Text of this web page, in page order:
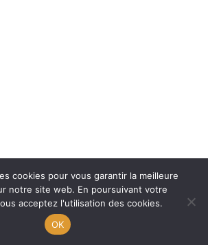
cookies pour vous garantir la meilleure
notre site web. En poursuivant votre
acceptez l'utilisation des cookies.
OK